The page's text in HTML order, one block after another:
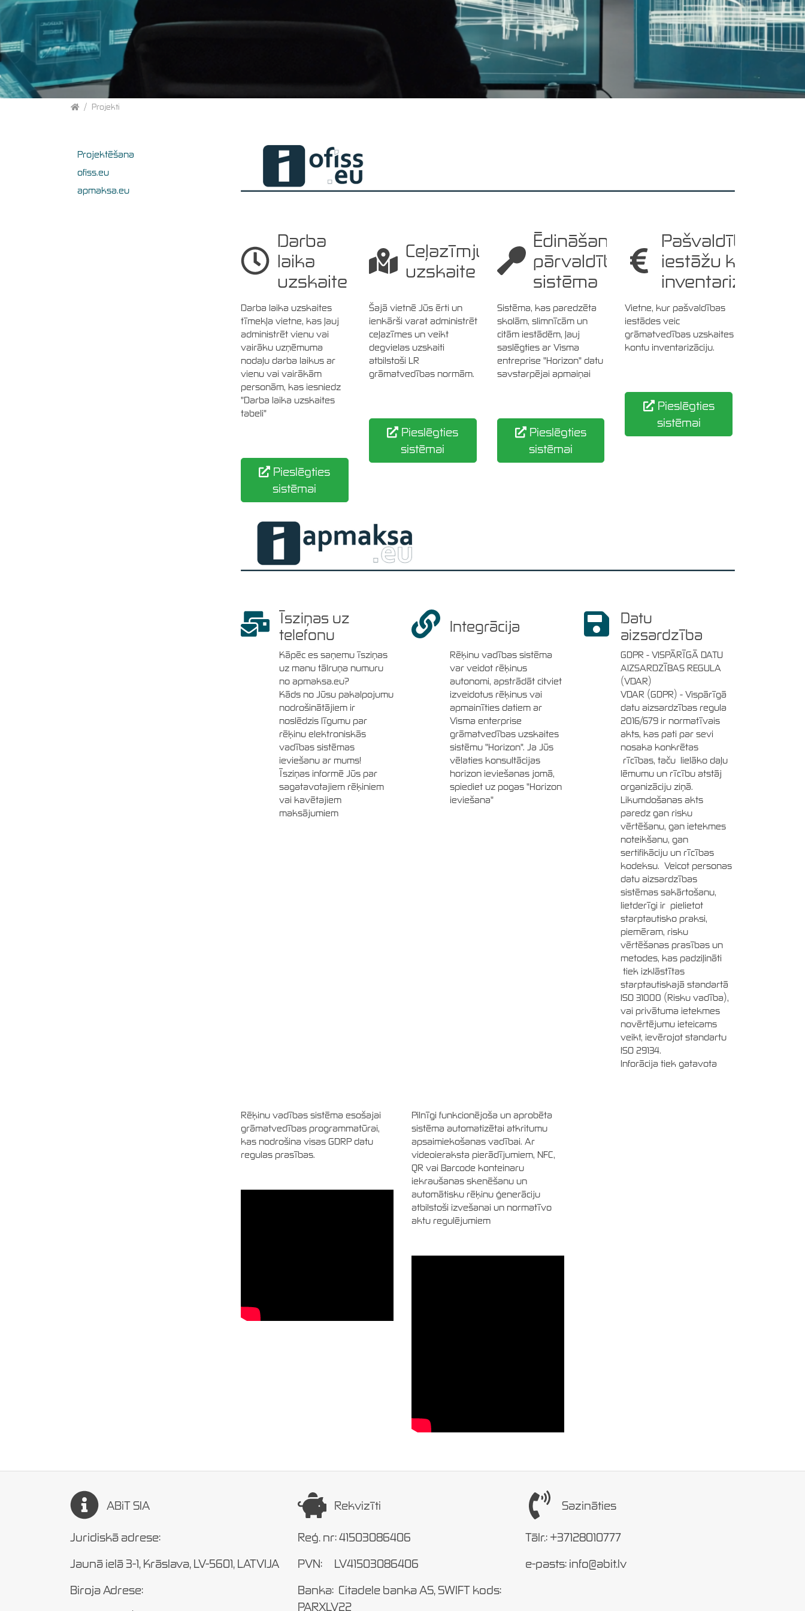
HomeProjekti
Darba
laika
uzskaite
Darba laika uzskaites
tīmekļa vietne, kas ļauj
administrēt vienu vai
vairāku uzņēmuma
nodaļu darba laikus ar
vienu vai vairākām
personām, kas iesniedz
"Darba laika uzskaites
tabeli"
Pieslēgties
sistēmai
Ceļazīmju
uzskaite
Šajā vietnē Jūs ērti un
ienkārši varat administrēt
ceļazīmes un veikt
degvielas uzskaiti
atbilstoši LR
grāmatvedības normām.
Pieslēgties
sistēmai
Ēdināšanas
pārvaldības
sistēma
Sistēma, kas paredzēta
skolām, slimnīcām un
citām iestādēm, ļauj
saslēgties ar Visma
entreprise "Horizon" datu
savstarpējai apmaiņai
Pieslēgties
sistēmai
Pašvaldības
iestāžu kontu
inventarizācija
Vietne, kur pašvaldības
iestādes veic
grāmatvedības uzskaites
kontu inventarizāciju.
Pieslēgties
sistēmai
Īsziņas uz
telefonu
Kāpēc es saņemu īsziņas
uz manu tālruņa numuru
no apmaksa.eu?
Kāds no Jūsu pakalpojumu
nodrošinātājiem ir
noslēdzis līgumu par
rēķinu elektroniskās
vadības sistēmas
ieviešanu ar mums!
Īsziņas informē Jūs par
sagatavotajiem rēķiniem
vai kavētajiem
maksājumiem
Integrācija
Rēķinu vadības sistēma
var veidot rēķinus
autonomi, apstrādāt citviet
izveidotus rēķinus vai
apmainīties datiem ar
Visma enterprise
grāmatvedības uzskaites
sistēmu "Horizon". Ja Jūs
vēlaties konsultācijas
horizon ieviešanas jomā,
spiediet uz pogas "Horizon
ieviešana"
Datu
aizsardzība
GDPR - VISPĀRĪGĀ DATU
AIZSARDZĪBAS REGULA
(VDAR)
VDAR (GDPR) - Vispārīgā
datu aizsardzības regula
2016/679 ir normatīvais
akts, kas pati par sevi
nosaka konkrētas
rīcības, taču lielāko daļu
lēmumu un rīcību atstāj
organizāciju ziņā.
Likumdošanas akts
paredz gan risku
vērtēšanu, gan ietekmes
noteikšanu, gan
sertifikāciju un rīcības
kodeksu. Veicot personas
datu aizsardzības
sistēmas sakārtošanu,
lietderīgi ir pielietot
starptautisko praksi,
piemēram, risku
vērtēšanas prasības un
metodes, kas padziļināti
tiek izklāstītas
starptautiskajā standartā
ISO 31000 (Risku vadība),
vai privātuma ietekmes
novērtējumu ieteicams
veikt, ievērojot standartu
ISO 29134.
Inforācija tiek gatavota
Rēķinu vadības sistēma esošajai
grāmatvedības programmatūrai,
kas nodrošina visas GDRP datu
regulas prasības.
prasības.
Pilnīgi funkcionējoša un aprobēta
sistēma automatizētai atkritumu
apsaimiekošanas vadībai. Ar
videoieraksta pierādījumiem, NFC,
QR vai Barcode konteinaru
iekraušanas skenēšanu un
automātisku rēķinu ģenerāciju
atbilstoši izvešanai un normatīvo
aktu regulējumiem
normatīvo aktu regulējumiem
Projektēšana
ofiss.eu
apmaksa.eu
ABiT SIA
Juridiskā adrese:
Jaunā ielā 3-1, Krāslava, LV-5601, LATVIJA
Biroja Adrese:
Rekvizīti
Reģ. nr: 41503086406
PVN: LV41503086406
Banka: Citadele banka AS, SWIFT kods:
PARXLV22
Sazināties
Tālr.: +37128010777
e-pasts: info@abit.lv